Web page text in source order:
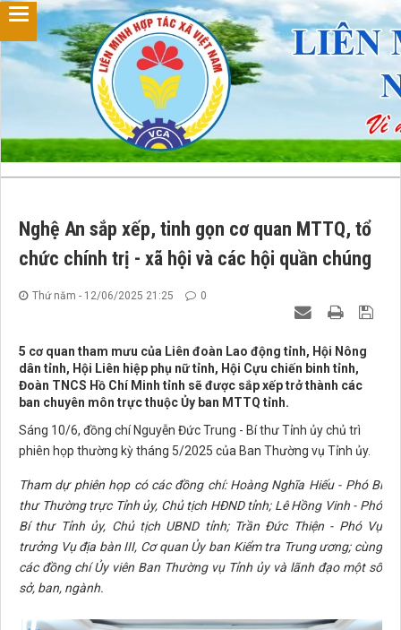
Nghệ An sắp xếp, tinh gọn cơ quan MTTQ, tổ
chức chính trị - xã hội và các hội quần chúng
Thứ năm - 12/06/2025 21:25 0
5 cơ quan tham mưu của Liên đoàn Lao động tỉnh, Hội Nông
dân tỉnh, Hội Liên hiệp phụ nữ tỉnh, Hội Cựu chiến binh tỉnh,
Đoàn TNCS Hồ Chí Minh tỉnh sẽ được sắp xếp trở thành các
ban chuyên môn trực thuộc Ủy ban MTTQ tỉnh.
Sáng 10/6, đồng chí Nguyễn Đức Trung - Bí thư Tỉnh ủy chủ trì
phiên họp thường kỳ tháng 5/2025 của Ban Thường vụ Tỉnh ủy.
Tham dự phiên họp có các đồng chí: Hoàng Nghĩa Hiếu - Phó Bí
thư Thường trực Tỉnh ủy, Chủ tịch HĐND tỉnh; Lê Hồng Vinh - Phó
Bí thư Tỉnh ủy, Chủ tịch UBND tỉnh; Trần Đức Thiện - Phó Vụ
trưởng Vụ địa bàn III, Cơ quan Ủy ban Kiểm tra Trung ương; cùng
các đồng chí Ủy viên Ban Thường vụ Tỉnh ủy và lãnh đạo một số
sở, ban, ngành.